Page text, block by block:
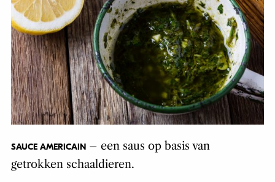
SAUCE AMERICAIN– een saus op basis van
getrokken schaaldieren.